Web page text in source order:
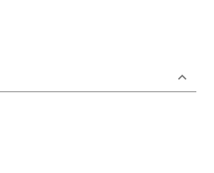
keyboard_arrow_down